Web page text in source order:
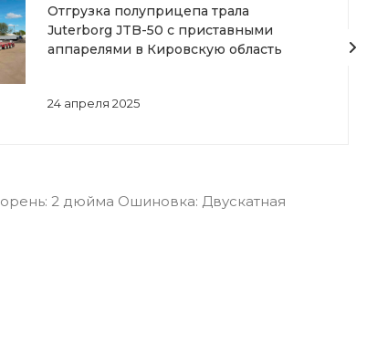
24 апреля 2025
Отгрузка полуприцепа трала
Juterborg JTB-50 с приставными
аппарелями в Кировскую область
2 дюйма Ошиновка: Двускатная